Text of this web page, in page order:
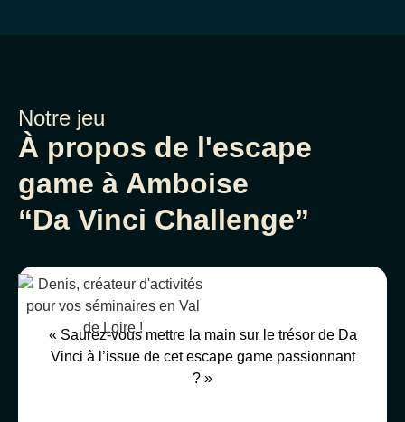
Notre jeu
À propos de l'escape
game à Amboise
“Da Vinci Challenge”
« Saurez-vous mettre la main sur le trésor de Da
Vinci à l’issue de cet escape game passionnant
? »